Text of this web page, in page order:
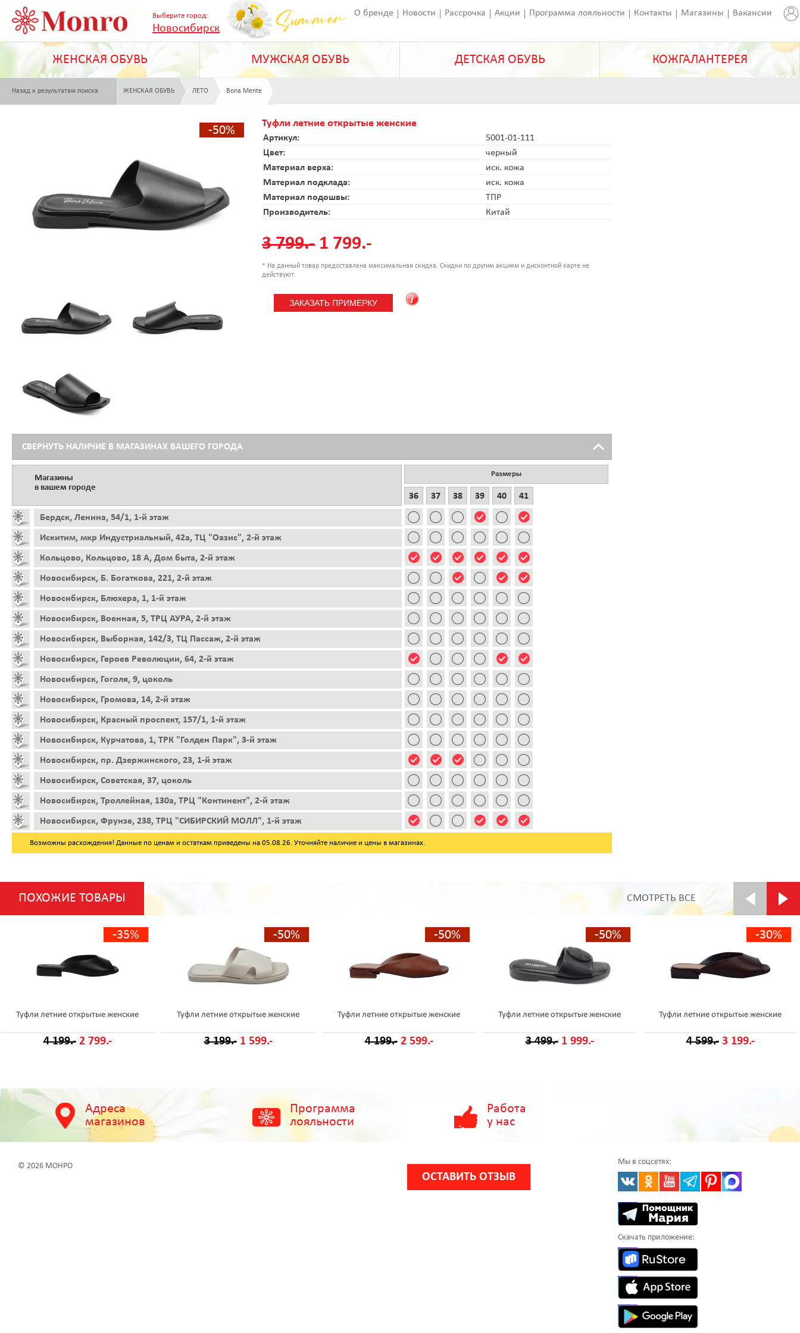
Выберите город:
Новосибирск
О бренде Новости Рассрочка Акции Программа лояльности Контакты Магазины Вакансии
ЖЕНСКАЯ ОБУВЬ МУЖСКАЯ ОБУВЬ ДЕТСКАЯ ОБУВЬ КОЖГАЛАНТЕРЕЯ
Назад к результатам поиска ЖЕНСКАЯ ОБУВЬ ЛЕТО Bona Mente
-50%
Туфли летние открытые женские
Артикул:
5001-01-111
Цвет:
черный
Материал верха:
иск. кожа
Материал подклада:
иск. кожа
Материал подошвы:
ТПР
Производитель:
Китай
3 799.- 1 799.-
* На данный товар предоставлена максимальная скидка. Скидки по другим акциям и дисконтной карте не
действуют.
СВЕРНУТЬ НАЛИЧИЕ В МАГАЗИНАХ ВАШЕГО ГОРОДА
Магазины
в вашем городе
Бердск, Ленина, 54/1, 1-й этаж
Искитим, мкр Индустриальный, 42а, ТЦ "Оазис", 2-й этаж
Кольцово, Кольцово, 18 А, Дом быта, 2-й этаж
Новосибирск, Б. Богаткова, 221, 2-й этаж
Новосибирск, Блюхера, 1, 1-й этаж
Новосибирск, Военная, 5, ТРЦ АУРА, 2-й этаж
Новосибирск, Выборная, 142/3, ТЦ Пассаж, 2-й этаж
Новосибирск, Героев Революции, 64, 2-й этаж
Новосибирск, Гоголя, 9, цоколь
Новосибирск, Громова, 14, 2-й этаж
Новосибирск, Красный проспект, 157/1, 1-й этаж
Новосибирск, Курчатова, 1, ТРК "Голден Парк", 3-й этаж
Новосибирск, пр. Дзержинского, 23, 1-й этаж
Новосибирск, Советская, 37, цоколь
Новосибирск, Троллейная, 130а, ТРЦ "Континент", 2-й этаж
Новосибирск, Фрунзе, 238, ТРЦ "СИБИРСКИЙ МОЛЛ", 1-й этаж
Размеры
36 37 38 39 40 41
Возможны расхождения! Данные по ценам и остаткам приведены на 05.08.26. Уточняйте наличие и цены в магазинах.
ПОХОЖИЕ ТОВАРЫ СМОТРЕТЬ ВСЕ
-35%
Туфли летние открытые женские
4 199.- 2 799.-
-50%
Туфли летние открытые женские
3 199.- 1 599.-
-50%
Туфли летние открытые женские
4 199.- 2 599.-
-50%
Туфли летние открытые женские
3 499.- 1 999.-
-30%
Туфли летние открытые женские
4 599.- 3 199.-
Адреса
магазинов
Программа
лояльности
Работа
у нас
© 2026 МОНРО
ОСТАВИТЬ ОТЗЫВ
Мы в соцсетях:
Скачать приложение: